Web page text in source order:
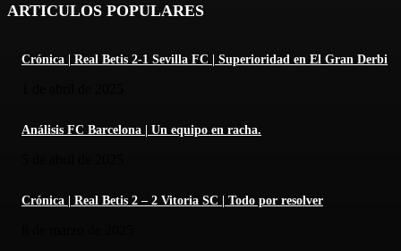
ARTICULOS POPULARES
Crónica | Real Betis 2-1 Sevilla FC | Superioridad en El Gran Derbi
Análisis FC Barcelona | Un equipo en racha.
Crónica | Real Betis 2 – 2 Vitoria SC | Todo por resolver